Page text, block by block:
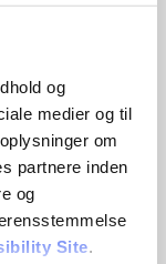
og
medier og til
om
partnere inden
og
Site.